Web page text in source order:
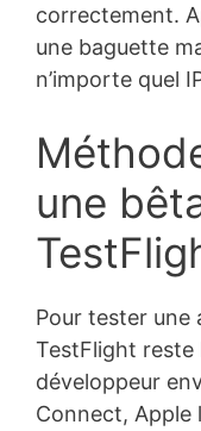
correctement.
une baguette
n’importe quel
une
Pour tester une
TestFlight reste
développeur
Connect, Apple